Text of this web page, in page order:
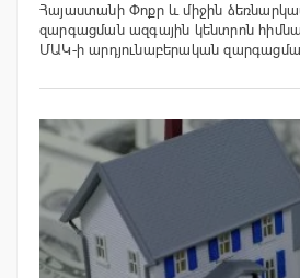
Հայաստանի Փոքր և միջին
զարգացման ազգային կենտրոն
ՄԱԿ-ի արդյունաբերական